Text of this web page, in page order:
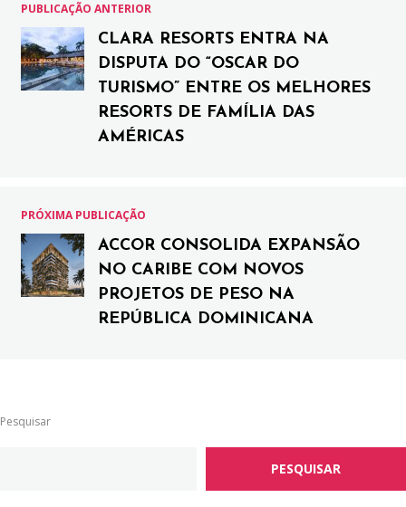
PUBLICAÇÃO ANTERIOR
CLARA RESORTS ENTRA NA
DISPUTA DO “OSCAR DO
TURISMO” ENTRE OS MELHORES
RESORTS DE FAMÍLIA DAS
AMÉRICAS
PRÓXIMA PUBLICAÇÃO
ACCOR CONSOLIDA EXPANSÃO
NO CARIBE COM NOVOS
PROJETOS DE PESO NA
REPÚBLICA DOMINICANA
Pesquisar
PESQUISAR